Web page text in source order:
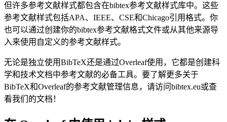
但许多参考文献样式都包含在bibtex参考文献样式库中。这些
参考文献样式包括APA、IEEE、CSE和Chicago引用格式。你
也可以通过创建你的bibtex参考文献格式文件或从其他来源导
入来使用自定义的参考文献样式。
无论是独立使用BibTeX还是通过Overleaf使用，它都是创建科
学和技术文档中参考文献的必备工具。要了解更多关于
BibTeX和Overleaf的参考文献管理信息，请访问bibtex.eu或查
看我们的文档！